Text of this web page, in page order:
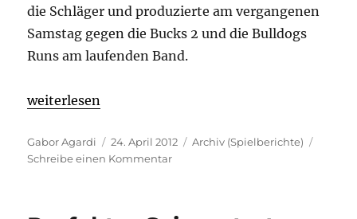
die Schläger und produzierte am vergangenen
Samstag gegen die Bucks 2 und die Bulldogs
Runs am laufenden Band.
„Cubs 2 feuerten Offensivfeuerwerk ab“
weiterlesen
Autor
Gabor Agardi
Veröffentlicht
am
24. April 2012 Kategorien
Archiv (Spielberichte)
Schreibe einen Kommentarzu